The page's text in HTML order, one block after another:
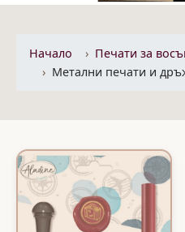
Начало
Печати за
Метални печати и